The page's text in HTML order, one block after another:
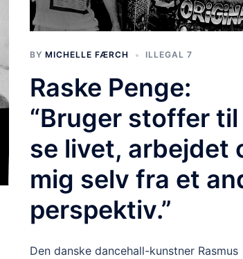
BY MICHELLE FÆRCH ILLEGAL 7
Raske Penge:
“Bruger stoffer
se livet, arbejdet
mig selv fra et
perspektiv.”
Den danske dancehall-kunstner Rasmus